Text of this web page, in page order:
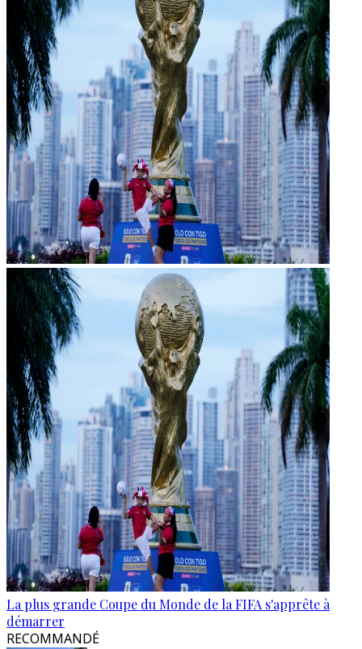
La plus grande Coupe du Monde de la FIFA s'apprête à
démarrer
RECOMMANDÉ